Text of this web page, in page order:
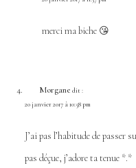
merci ma biche 😘
Morgane dit :
20 janvier 2017 à 10:58 pm
J’ai pas l’habitude de passer
pas déçue, j’adore ta tenue *.*